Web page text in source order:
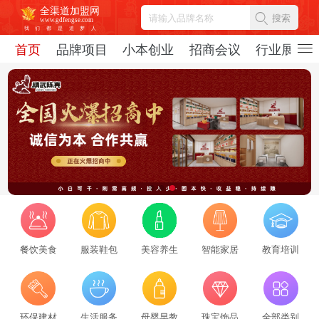
全渠道加盟网
www.gdfengse.com
我
们 都 是 追 梦 人
搜索
首页 品牌项目 小本创业 招商会议 行业展会
餐饮美食 服装鞋包 美容养生 智能家居 教育培训
2026-08-06
2026招商服务风向标：盘点全国头部机构与实战派专家